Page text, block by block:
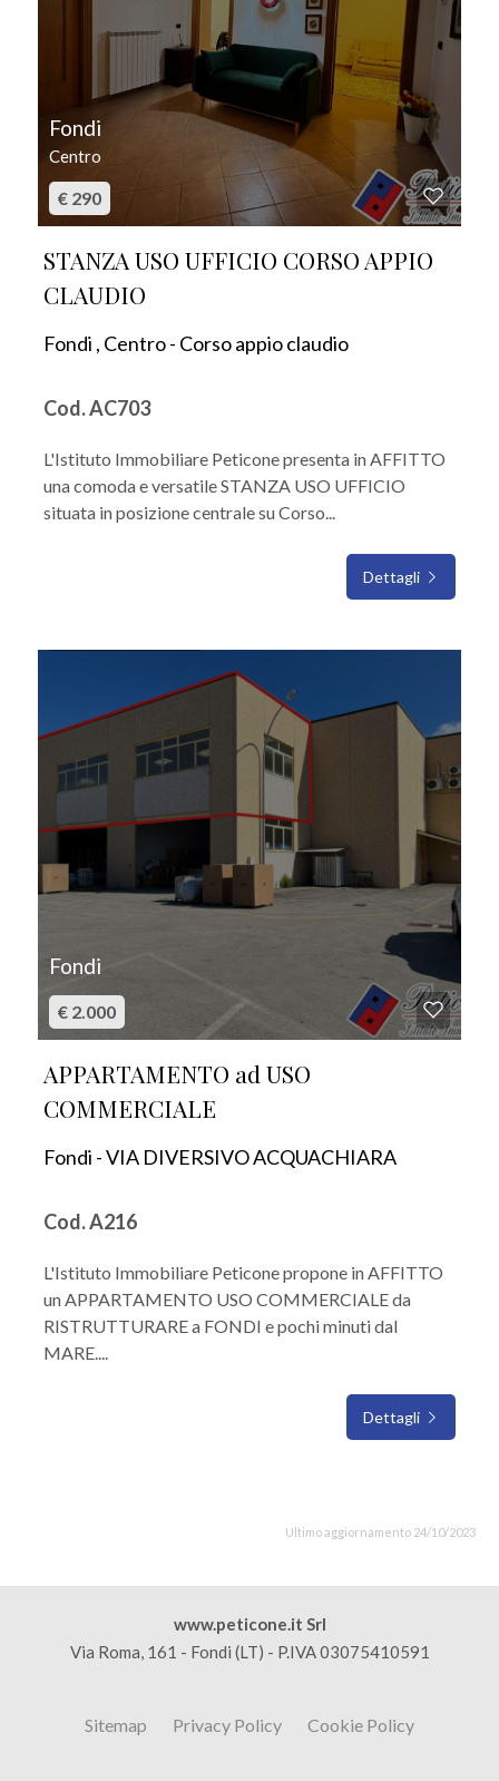
Fondi
Centro
€ 290
STANZA USO UFFICIO CORSO APPIO
CLAUDIO
Fondi , Centro - Corso appio claudio
Cod. AC703
L'Istituto Immobiliare Peticone presenta in AFFITTO
una comoda e versatile STANZA USO UFFICIO
situata in posizione centrale su Corso...
Dettagli
Fondi
€ 2.000
APPARTAMENTO ad USO
COMMERCIALE
Fondi - VIA DIVERSIVO ACQUACHIARA
Cod. A216
L'Istituto Immobiliare Peticone propone in AFFITTO
un APPARTAMENTO USO COMMERCIALE da
RISTRUTTURARE a FONDI e pochi minuti dal
MARE....
Dettagli
Ultimo aggiornamento 24/10/2023
www.peticone.it Srl
Via Roma, 161 - Fondi (LT) - P.IVA 03075410591
Sitemap Privacy Policy Cookie Policy